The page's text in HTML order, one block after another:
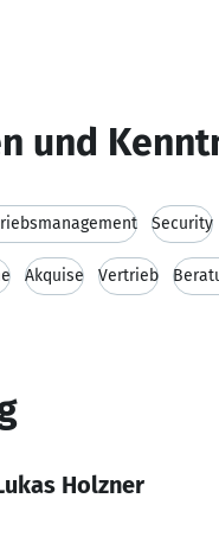
und
Security
Akquise Vertrieb
Holzner